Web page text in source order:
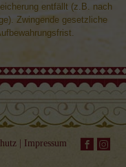
entfällt (z.B. nach
Zwingende gesetzliche
Impressum